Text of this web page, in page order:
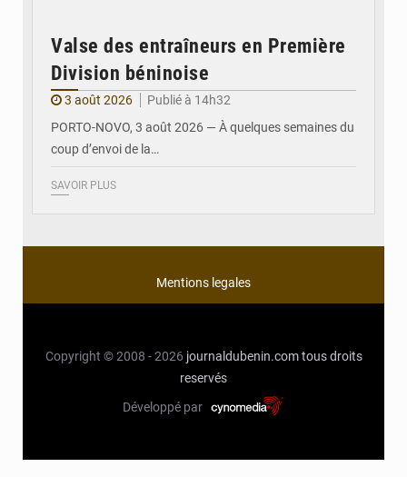
Valse des entraîneurs en Première
Division béninoise
3 août 2026
Publié à 14h32
PORTO-NOVO, 3 août 2026 — À quelques semaines du
coup d’envoi de la…
SAVOIR PLUS
Mentions legales
Copyright © 2008 - 2026 journaldubenin.com tous droits
reservés
Développé par